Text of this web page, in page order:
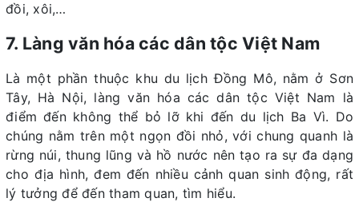
đồi, xôi,…
7. Làng văn hóa các dân tộc Việt Nam
Là một phần thuộc khu du lịch Đồng Mô, nằm ở Sơn
Tây, Hà Nội, làng văn hóa các dân tộc Việt Nam là
điểm đến không thể bỏ lỡ khi đến du lịch Ba Vì. Do
chúng nằm trên một ngọn đồi nhỏ, với chung quanh là
rừng núi, thung lũng và hồ nước nên tạo ra sự đa dạng
cho địa hình, đem đến nhiều cảnh quan sinh động, rất
lý tưởng để đến tham quan, tìm hiểu.